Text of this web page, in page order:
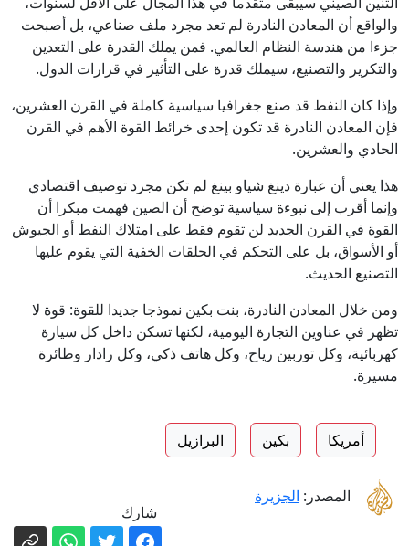
والواقع أن المعادن النادرة لم تعد مجرد ملف صناعي، بل أصبحت
جزءا من هندسة النظام العالمي. فمن يملك القدرة على التعدين
والتكرير والتصنيع، سيملك قدرة على التأثير في قرارات الدول.
وإذا كان النفط قد صنع جغرافيا سياسية كاملة في القرن العشرين،
فإن المعادن النادرة قد تكون إحدى خرائط القوة الأهم في القرن
الحادي والعشرين.
هذا يعني أن عبارة دينغ شياو بينغ لم تكن مجرد توصيف اقتصادي
وإنما أقرب إلى نبوءة سياسية توضح أن الصين فهمت مبكرا أن
القوة في القرن الجديد لن تقوم فقط على امتلاك النفط أو الجيوش
أو الأسواق، بل على التحكم في الحلقات الخفية التي يقوم عليها
التصنيع الحديث.
ومن خلال المعادن النادرة، بنت بكين نموذجا جديدا للقوة: قوة لا
تظهر في عناوين التجارة اليومية، لكنها تسكن داخل كل سيارة
كهربائية، وكل توربين رياح، وكل هاتف ذكي، وكل رادار وطائرة
مسيرة.
أمريكا بكين البرازيل
المصدر: الجزيرة
شارك